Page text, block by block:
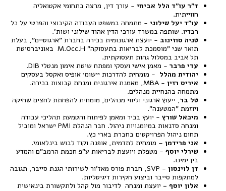
ד"ר עו"ד הלל אביחי - עורך דין, מרצה בתחומי אקטואליה
חווייתית.
עו"ד יעל שילוני - מתמחה במשפט העבודה הקיבוצי והפרטי על כל
רבדיו. שותפה במשרד עורכי הדין אהוד שילוני ושות'.
טניה סוזינוב - יועצת ארגונומית בכירה בחברת "ארגוטיים", בעלת
תואר שני "מוסמכת לבריאות בתעסוקה" M.Occ.H באוניברסיטת
תל אביב במסלול גהות תעסוקתית.
עדי פרבר - מאמן אישי ועסקי ומפתח שיטת אימון מנטלי DIB.
יהודית מהלל - מומחית להדרכות יישומי אופיס ואקסל בעסקים
איריס רזין
- MBA, מאמנת אירגונית ומנחת קבוצות בכירה.
מתמחה בהנחיית מנהלים.
טל בר, ייעוץ ארגוני וליווי מנהלים, מומחית להפחתת לחצים שחיקה
ויוזמת "המטענה".
מיכאל שורץ - יועץ בכיר ומאמן לפיתוח והטמעת תהליכי עבודה
ומנחה סדנאות במיומנויות ניהול. חבר הנהלת PMI ישראל ומוביל
תחום ניהול הפרויקטים בחברת בארי כץ.
אני פרידמן – מומחית לתדמית, אופנה וקוד לבוש בינלאומי.
שירלי יוסף - מטפלת ויועצת לבריאות ע"פ חכמת הרמב"ם והמדע
בין ימינו.
דן לוינסון
- SVP, חברת פורס מאז'ור לשירותי הגנת סייבר, תגובה
למתקפות סייבר וביצוע חקירות דיגיטליות.
אלון יוסף - יועצת ומנחה לדיבור מול קהל ולתקשורת בינאישית